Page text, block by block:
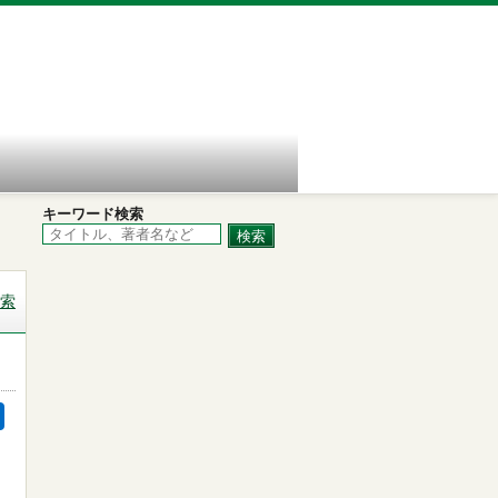
キーワード検索